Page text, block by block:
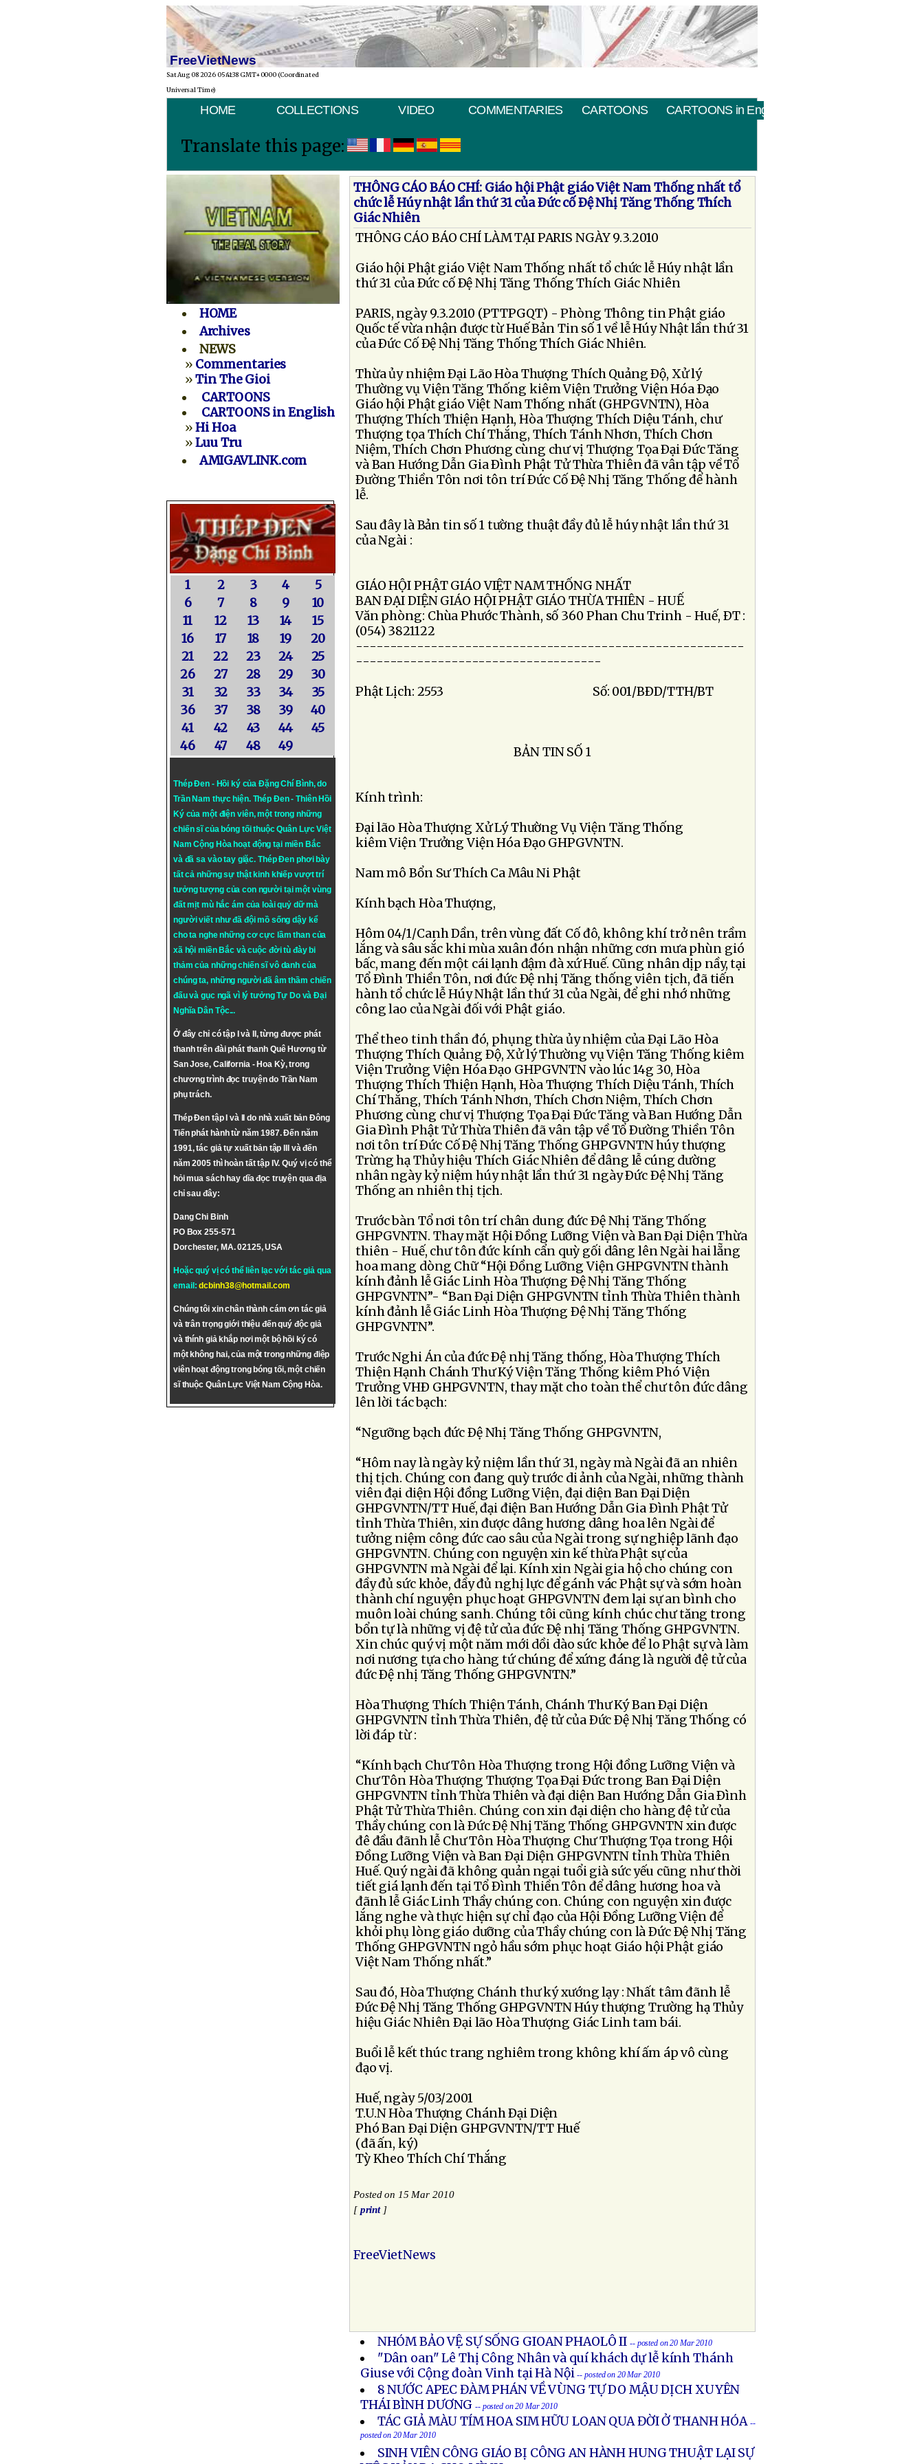
FreeVietNews
Sat Aug 08 2026 05:41:38 GMT+0000 (Coordinated
Universal Time)
HOME COLLECTIONS VIDEO COMMENTARIES CARTOONS CARTOONS in English
Translate this page:
HOME
Archives
NEWS
» Commentaries
»Tin The Gioi
CARTOONS
CARTOONS in English
»Hi Hoa
»Luu Tru
AMIGAVLINK.com
1 2 3 4
5
6
7 8 9
10
11
12 13 14
15
16
17 18 19
20
21
22 23 24
25
26
27 28 29
30
31
32 33 34
35
36
37 38 39
40
41
42 43 44
45
46
47 48 49
Thép Đen - Hồi ký của Đặng Chí Bình, do
Trần Nam thực hiện. Thép Đen- Thiên Hồi
Ký của một điện viên, một trong những
chiến sĩ của bóng tối thuộc Quân Lực Việt
Nam Cộng Hòa hoạt động tại miền Bắc
và đã sa vào tay giặc. Thép Đen phơi bày
tất cả những sự thật kinh khiếp vượt trí
tưởng tượng của con người tại một vùng
đất mịt mù hắc ám của loài quỷ dữ mà
người viết như đã đội mồ sống dậy kể
cho ta nghe những cơ cực lầm than của
xã hội miền Bắc và cuộc đời tù đày bi
thảm của những chiến sĩ vô danh của
chúng ta, những người đã âm thầm chiến
đấu và gục ngã vì lý tưởngTự DovàĐại
Nghĩa Dân Tộc...
Ở đây chỉ có tập I và II, từng được phát
thanh trên đài phát thanh Quê Hương từ
San Jose, California - Hoa Kỳ, trong
chương trình đọc truyện do Trần Nam
phụ trách.
Thép Đen tập I và II do nhà xuất bản Đông
Tiến phát hành từ năm 1987. Đến năm
1991, tác giả tự xuất bản tập III và đến
năm 2005 thì hoàn tất tập IV. Quý vị có thể
hỏi mua sách hay dĩa đọc truyện qua địa
chỉ sau đây:
Dang Chi Binh
PO Box 255-571
Dorchester, MA. 02125, USA
Hoặc quý vị có thể liên lạc với tác giả qua
email:dcbinh38@hotmail.com
Chúng tôi xin chân thành cám ơn tác giả
và trân trọng giới thiệu đến quý độc giả
và thính giả khắp nơi một bộ hồi ký có
một không hai, của một trong những điệp
viên hoạt động trong bóng tối, một chiến
sĩ thuộc Quân Lực Việt Nam Cộng Hòa.
THÔNG CÁO BÁO CHÍ: Giáo hội Phật giáo Việt Nam Thống nhất tổ
chức lễ Húy nhật lần thứ 31 của Ðức cố Ðệ Nhị Tăng Thống Thích
Giác Nhiên
THÔNG CÁO BÁO CHÍ LÀM TẠI PARIS NGÀY 9.3.2010
Giáo hội Phật giáo Việt Nam Thống nhất tổ chức lễ Húy nhật lần
thứ 31 của Ðức cố Ðệ Nhị Tăng Thống Thích Giác Nhiên
PARIS, ngày 9.3.2010 (PTTPGQT) - Phòng Thông tin Phật giáo
Quốc tế vừa nhận được từ Huế Bản Tin số 1 về lễ Húy Nhật lần thứ 31
của Ðức Cố Ðệ Nhị Tăng Thống Thích Giác Nhiên.
Thừa ủy nhiệm Ðại Lão Hòa Thượng Thích Quảng Ðộ, Xử lý
Thường vụ Viện Tăng Thống kiêm Viện Trưởng Viện Hóa Ðạo
Giáo hội Phật giáo Việt Nam Thống nhất (GHPGVNTN), Hòa
Thượng Thích Thiện Hạnh, Hòa Thượng Thích Diệu Tánh, chư
Thượng tọa Thích Chí Thắng, Thích Tánh Nhơn, Thích Chơn
Niệm, Thích Chơn Phương cùng chư vị Thượng Tọa Ðại Ðức Tăng
và Ban Hướng Dẫn Gia Ðình Phật Tử Thừa Thiên đã vân tập về Tổ
Ðường Thiền Tôn nơi tôn trí Ðức Cố Ðệ Nhị Tăng Thống để hành
lễ.
Sau đây là Bản tin số 1 tường thuật đầy đủ lễ húy nhật lần thứ 31
của Ngài :
GIÁO HỘI PHẬT GIÁO VIỆT NAM THỐNG NHẤT
BAN ÐẠI DIỆN GIÁO HỘI PHẬT GIÁO THỪA THIÊN - HUẾ
Văn phòng: Chùa Phước Thành, số 360 Phan Chu Trinh - Huế, ÐT :
(054) 3821122
---------------------------------------------------------
------------------------------------
Phật Lịch: 2553 Số: 001/BÐD/TTH/BT
BẢN TIN SỐ 1
Kính trình:
Ðại lão Hòa Thượng Xử Lý Thường Vụ Viện Tăng Thống
kiêm Viện Trưởng Viện Hóa Ðạo GHPGVNTN.
Nam mô Bổn Sư Thích Ca Mâu Ni Phật
Kính bạch Hòa Thượng,
Hôm 04/1/Canh Dần, trên vùng đất Cố đô, không khí trở nên trầm
lắng và sâu sắc khi mùa xuân đón nhận những cơn mưa phùn gió
bấc, mang đến một cái lạnh đậm đà xứ Huế. Cũng nhân dịp nầy, tại
Tổ Ðình Thiền Tôn, nơi đức Ðệ nhị Tăng thống viên tịch, đã tiến
hành tổ chức lễ Húy Nhật lần thứ 31 của Ngài, để ghi nhớ những
công lao của Ngài đối với Phật giáo.
Thể theo tinh thần đó, phụng thừa ủy nhiệm của Ðại Lão Hòa
Thượng Thích Quảng Ðộ, Xử lý Thường vụ Viện Tăng Thống kiêm
Viện Trưởng Viện Hóa Ðạo GHPGVNTN vào lúc 14g 30, Hòa
Thượng Thích Thiện Hạnh, Hòa Thượng Thích Diệu Tánh, Thích
Chí Thắng, Thích Tánh Nhơn, Thích Chơn Niệm, Thích Chơn
Phương cùng chư vị Thượng Tọa Ðại Ðức Tăng và Ban Hướng Dẫn
Gia Ðình Phật Tử Thừa Thiên đã vân tập về Tổ Ðường Thiền Tôn
nơi tôn trí Ðức Cố Ðệ Nhị Tăng Thống GHPGVNTN húy thượng
Trừng hạ Thủy hiệu Thích Giác Nhiên để dâng lễ cúng dường
nhân ngày kỷ niệm húy nhật lần thứ 31 ngày Ðức Ðệ Nhị Tăng
Thống an nhiên thị tịch.
Trước bàn Tổ nơi tôn trí chân dung đức Ðệ Nhị Tăng Thống
GHPGVNTN. Thay mặt Hội Ðồng Lưỡng Viện và Ban Ðại Diện Thừa
thiên - Huế, chư tôn đức kính cẩn quỳ gối dâng lên Ngài hai lẵng
hoa mang dòng Chữ “Hội Ðồng Lưỡng Viện GHPGVNTN thành
kính đảnh lễ Giác Linh Hòa Thượng Ðệ Nhị Tăng Thống
GHPGVNTN”- “Ban Ðại Diện GHPGVNTN tỉnh Thừa Thiên thành
kính đảnh lễ Giác Linh Hòa Thượng Ðệ Nhị Tăng Thống
GHPGVNTN”.
Trước Nghi Án của đức Ðệ nhị Tăng thống, Hòa Thượng Thích
Thiện Hạnh Chánh Thư Ký Viện Tăng Thống kiêm Phó Viện
Trưởng VHÐ GHPGVNTN, thay mặt cho toàn thể chư tôn đức dâng
lên lời tác bạch:
“Ngưỡng bạch đức Ðệ Nhị Tăng Thống GHPGVNTN,
“Hôm nay là ngày kỷ niệm lần thứ 31, ngày mà Ngài đã an nhiên
thị tịch. Chúng con đang quỳ trước di ảnh của Ngài, những thành
viên đại diện Hội đồng Lưỡng Viện, đại diện Ban Ðại Diện
GHPGVNTN/TT Huế, đại điện Ban Hướng Dẫn Gia Ðình Phật Tử
tỉnh Thừa Thiên, xin được dâng hương dâng hoa lên Ngài để
tưởng niệm công đức cao sâu của Ngài trong sự nghiệp lãnh đạo
GHPGVNTN. Chúng con nguyện xin kế thừa Phật sự của
GHPGVNTN mà Ngài để lại. Kính xin Ngài gia hộ cho chúng con
đầy đủ sức khỏe, đầy đủ nghị lực để gánh vác Phật sự và sớm hoàn
thành chí nguyện phục hoạt GHPGVNTN đem lại sự an bình cho
muôn loài chúng sanh. Chúng tôi cũng kính chúc chư tăng trong
bổn tự là những vị đệ tử của đức Ðệ nhị Tăng Thống GHPGVNTN.
Xin chúc quý vị một năm mới dồi dào sức khỏe để lo Phật sự và làm
nơi nương tựa cho hàng tứ chúng để xứng đáng là người đệ tử của
đức Ðệ nhị Tăng Thống GHPGVNTN.”
Hòa Thượng Thích Thiện Tánh, Chánh Thư Ký Ban Ðại Diện
GHPGVNTN tỉnh Thừa Thiên, đệ tử của Ðức Ðệ Nhị Tăng Thống có
lời đáp từ :
“Kính bạch Chư Tôn Hòa Thượng trong Hội đồng Lưỡng Viện và
Chư Tôn Hòa Thượng Thượng Tọa Ðại Ðức trong Ban Ðại Diện
GHPGVNTN tỉnh Thừa Thiên và đại diện Ban Hướng Dẫn Gia Ðình
Phật Tử Thừa Thiên. Chúng con xin đại diện cho hàng đệ tử của
Thầy chúng con là Ðức Ðệ Nhị Tăng Thống GHPGVNTN xin được
đê đầu đãnh lễ Chư Tôn Hòa Thượng Chư Thượng Tọa trong Hội
Ðồng Lưỡng Viện và Ban Ðại Diện GHPGVNTN tỉnh Thừa Thiên
Huế. Quý ngài đã không quản ngại tuổi già sức yếu cũng như thời
tiết giá lạnh đến tại Tổ Ðình Thiền Tôn để dâng hương hoa và
đãnh lễ Giác Linh Thầy chúng con. Chúng con nguyện xin được
lắng nghe và thực hiện sự chỉ đạo của Hội Ðồng Lưỡng Viện để
khỏi phụ lòng giáo dưỡng của Thầy chúng con là Ðức Ðệ Nhị Tăng
Thống GHPGVNTN ngỏ hầu sớm phục hoạt Giáo hội Phật giáo
Việt Nam Thống nhất.”
Sau đó, Hòa Thượng Chánh thư ký xướng lạy : Nhất tâm đãnh lễ
Ðức Ðệ Nhị Tăng Thống GHPGVNTN Húy thượng Trường hạ Thủy
hiệu Giác Nhiên Ðại lão Hòa Thượng Giác Linh tam bái.
Buổi lễ kết thúc trang nghiêm trong không khí ấm áp vô cùng
đạo vị.
Huế, ngày 5/03/2001
T.U.N Hòa Thượng Chánh Ðại Diện
Phó Ban Ðại Diện GHPGVNTN/TT Huế
(đã ấn, ký)
Tỳ Kheo Thích Chí Thắng
Posted on 15 Mar 2010
[print]
FreeVietNews
NHÓM BẢO VỆ SỰ SỐNG GIOAN PHAOLÔ II -- posted on 20 Mar 2010
"Dân oan" Lê Thị Công Nhân và quí khách dự lễ kính Thánh
Giuse với Cộng đoàn Vinh tại Hà Nội-- posted on 20 Mar 2010
8 NƯỚC APEC ĐÀM PHÁN VỀ VÙNG TỰ DO MẬU DỊCH XUYÊN
THÁI BÌNH DƯƠNG -- posted on 20 Mar 2010
TÁC GIẢ MÀU TÍM HOA SIM HỮU LOAN QUA ĐỜI Ở THANH HÓA --
posted on 20 Mar 2010
SINH VIÊN CÔNG GIÁO BỊ CÔNG AN HÀNH HUNG THUẬT LẠI SỰ